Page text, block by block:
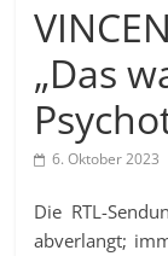
„Das
6. Oktober 2023
Die RTL-
abverlangt;